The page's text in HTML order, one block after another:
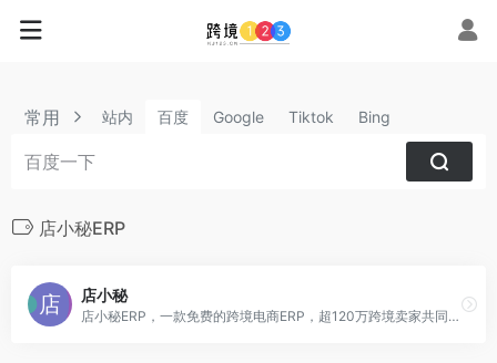
常用 站内 百度 Google Tiktok Bing
店小秘ERP
店小秘
店小秘ERP，一款免费的跨境电商ERP，超120万跨境卖家共同选择的跨境电商ERP，店小秘全面对接速卖通、Shopee（虾皮）、Lazada、Amazon、Wish、eBay、Tik Tok、Shopify、Temu、SHEIN、Joom等60+主流电商平台，为跨境电商卖家提供数据采集搬家、产品刊登、客服管理、订单处理、采购管理、物流追踪、仓储管理、数据财务等全流程跨境电商解决方案。